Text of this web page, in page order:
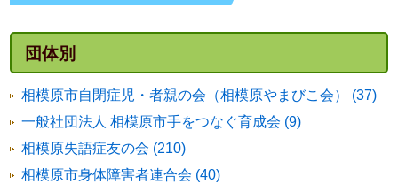
団体別
相模原市自閉症児・者親の会（相模原やまびこ会） (37)
一般社団法人 相模原市手をつなぐ育成会 (9)
相模原失語症友の会 (210)
相模原市身体障害者連合会 (40)